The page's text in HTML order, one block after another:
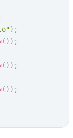
;
) ;
( ) ) ;
( ) ) ;
( ) ) ;